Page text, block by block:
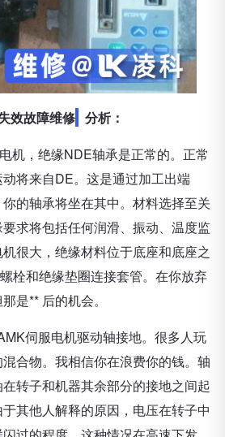
效故障维修 分析：
机，绝缘NDE轴承是正常的。正常
将来自DE。这是通过加工出端
的轴承将坐在其中。材料选择至关
求将包括任何润滑、振动、温度监
很大，绝缘材料位于底座和底座之
栓和绝缘垫圈连接套管。在你放弃
是** 后的机会。
伺服电机驱动轴接地。很多人玩
合物。我相信你在浪费你的钱。轴
转子和机器其余部分的接地之间起
其他人解释的原因，电压在转子中